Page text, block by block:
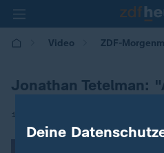
Video ZDF-
Jonathan Tetelman:
16.04.2026 | 05:30
Deine